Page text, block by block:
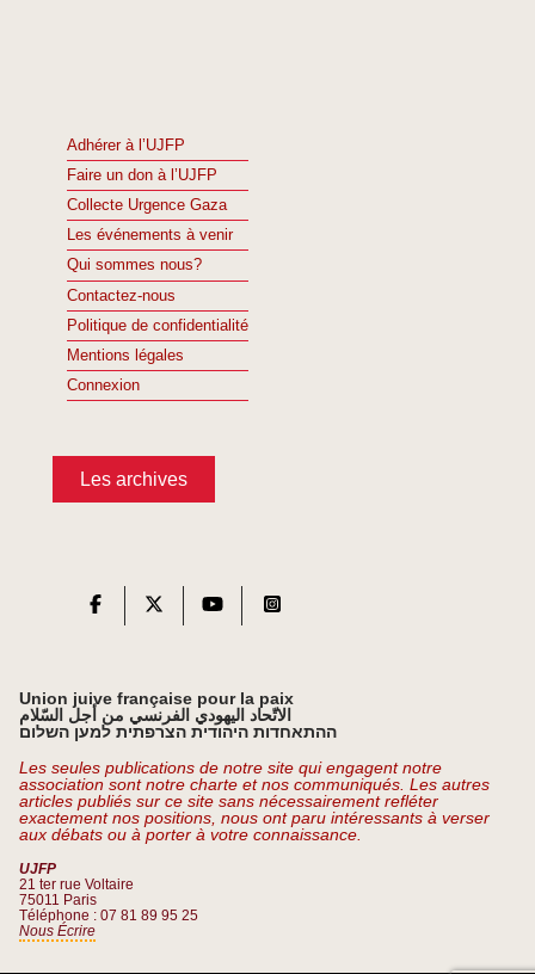
Adhérer à l’UJFP
Faire un don à l’UJFP
Collecte Urgence Gaza
Les événements à venir
Qui sommes nous?
Contactez-nous
Politique de confidentialité
Mentions légales
Connexion
Les archives
Union juive française pour la paix
الاتّحاد اليهودي الفرنسي من أجل السّلام
ההתאחדות היהודית הצרפתית למען השלום
Les seules publications de notre site qui engagent notre
association sont notre charte et nos communiqués. Les autres
articles publiés sur ce site sans nécessairement refléter
exactement nos positions, nous ont paru intéressants à verser
aux débats ou à porter à votre connaissance.
UJFP
21 ter rue Voltaire
75011 Paris
Téléphone : 07 81 89 95 25
Nous Écrire